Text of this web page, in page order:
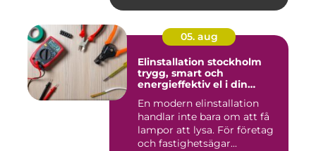
05. aug
Elinstallation stockholm
trygg, smart och
energieffektiv el i din
En modern elinstallation
handlar inte bara om att få
lampor att lysa. För företag
och fastighetsägar...